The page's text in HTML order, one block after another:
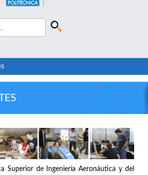
Superior de Ingeniería Aeronáutica y del